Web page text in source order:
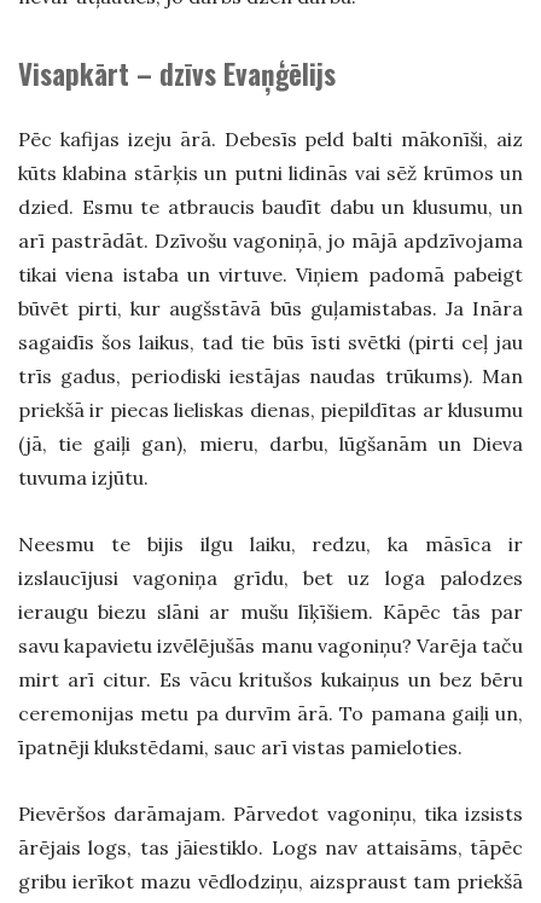
Visapkārt – dzīvs Evaņģēlijs
Pēc kafijas izeju ārā. Debesīs peld balti mākonīši, aiz
kūts klabina stārķis un putni lidinās vai sēž krūmos un
dzied. Esmu te atbraucis baudīt dabu un klusumu, un
arī pastrādāt. Dzīvošu vagoniņā, jo mājā apdzīvojama
tikai viena istaba un virtuve. Viņiem padomā pabeigt
būvēt pirti, kur augšstāvā būs guļamistabas. Ja Ināra
sagaidīs šos laikus, tad tie būs īsti svētki (pirti ceļ jau
trīs gadus, periodiski iestājas naudas trūkums). Man
priekšā ir piecas lieliskas dienas, piepildītas ar klusumu
(jā, tie gaiļi gan), mieru, darbu, lūgšanām un Dieva
tuvuma izjūtu.
Neesmu te bijis ilgu laiku, redzu, ka māsīca ir
izslaucījusi vagoniņa grīdu, bet uz loga palodzes
ieraugu biezu slāni ar mušu līķīšiem. Kāpēc tās par
savu kapavietu izvēlējušās manu vagoniņu? Varēja taču
mirt arī citur. Es vācu kritušos kukaiņus un bez bēru
ceremonijas metu pa durvīm ārā. To pamana gaiļi un,
īpatnēji klukstēdami, sauc arī vistas pamieloties.
Pievēršos darāmajam. Pārvedot vagoniņu, tika izsists
ārējais logs, tas jāiestiklo. Logs nav attaisāms, tāpēc
gribu ierīkot mazu vēdlodziņu, aizspraust tam priekšā